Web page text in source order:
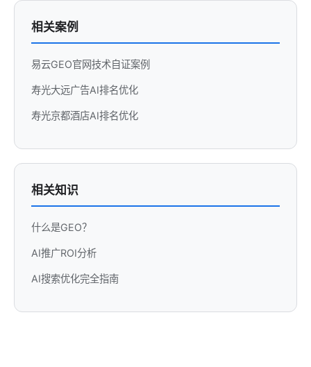
相关案例
易云GEO官网技术自证案例
寿光大远广告AI排名优化
寿光京都酒店AI排名优化
相关知识
什么是GEO？
AI推广ROI分析
AI搜索优化完全指南